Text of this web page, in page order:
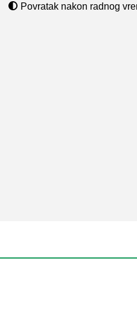
Povratak nakon radnog